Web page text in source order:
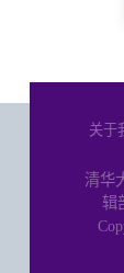
关于
清华
辑